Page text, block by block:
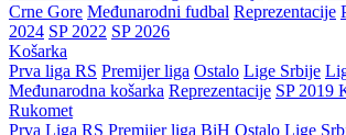
Crne Gore Međunarodni fudbal Reprezentacije
2024 SP 2022 SP 2026
Košarka
Prva liga RS Premijer liga Ostalo Lige Srbije
Međunarodna košarka Reprezentacije SP 2019
Rukomet
Prva Liga RS Premijer liga BiH Ostalo Lige